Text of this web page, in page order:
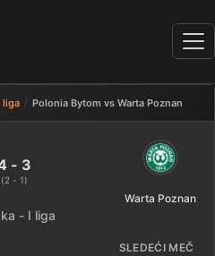
liga Polonia Bytom vs Warta Poznan
4 - 3 Warta
- 3
(2 - 1)
Warta Poznan
- I liga
SLEDEĆI MEČ